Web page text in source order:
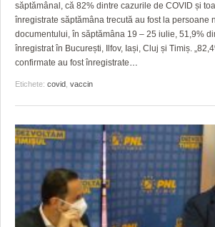
săptămânal, că 82% dintre cazurile de COVID și
înregistrate săptămâna trecută au fost la persoane
documentului, în săptămâna 19 – 25 iulie, 51,9%
înregistrat în București, Ilfov, Iași, Cluj și Timiș.
confirmate au fost înregistrate…
Etichete: covid vaccin